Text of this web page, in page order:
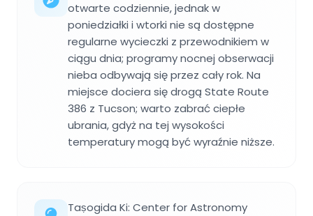
otwarte codziennie, jednak w
poniedziałki i wtorki nie są dostępne
regularne wycieczki z przewodnikiem w
ciągu dnia; programy nocnej obserwacji
nieba odbywają się przez cały rok. Na
miejsce dociera się drogą State Route
386 z Tucson; warto zabrać ciepłe
ubrania, gdyż na tej wysokości
temperatury mogą być wyraźnie niższe.
Taṣogida Ki: Center for Astronomy